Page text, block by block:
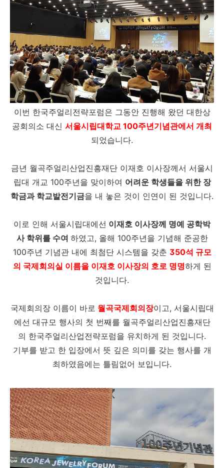
이번 한국주얼리전략포럼은 그동안 진행해 왔던 대한상
공회의소 대신 서울시립대학교 100주년기념관에서 개최
되었습니다.
금년 월곡주얼리산업진흥재단 이재호 이사장께서 서울시
립대 개교 100주년을 맞이하여 어려운 학생들을 위한 장
학금과 학교발전기금을 내 놓은 것이 인연이 된 것입니다.
이로 인해 서울시립대에선 이재호 이사장께 명예 공학박
사 학위를 수여 하였고, 올해 100주년을 기념해 준공한
100주년 기념관 내에 최첨단 시스템을 갖춘 350석 규모
의 국제회의실 이름을 이재호 이사장의 호로 명명하게 된
것입니다.
국제회의장 이름이 바로 월곡국제회의장이고, 서울시립대
에선 대규모 행사의 첫 번째를 월곡주얼리산업진흥재단
의 한국주얼리산업전략포럼을 유치하게 된 것입니다.
기부를 받고 한 입장에서 뜻 깊은 의미를 갖는 행사를 개
최하였음에는 틀림없어 보입니다.